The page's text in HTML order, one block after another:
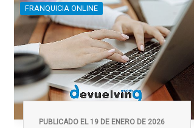
FRANQUICIA ONLINE
PUBLICADO EL 19 DE ENERO DE 2026